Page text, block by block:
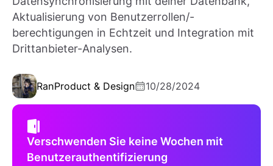
Aktualisierung von Benutzerrollen/-
berechtigungen in Echtzeit und Integration mit
Drittanbieter-Analysen.
RanProduct & Design 10/28/2024
Verschwenden Sie keine Wochen mit
Benutzerauthentifizierung